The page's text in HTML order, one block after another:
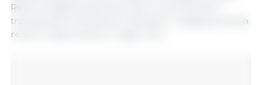
Reform będzie pracować nad uruchomieniem
trzeciej partii centralnych zakupów i magazynowania
rezerw wieprzowiny w ciągu roku.